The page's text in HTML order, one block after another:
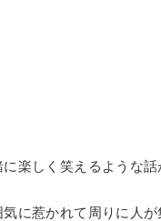
楽しく笑えるような話
に惹かれて周りに人